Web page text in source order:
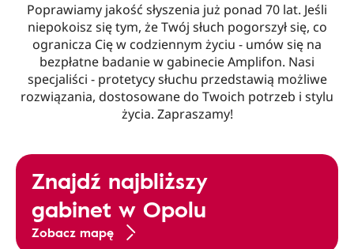
Poprawiamy jakość słyszenia już ponad 70 lat. Jeśli
niepokoisz się tym, że Twój słuch pogorszył się, co
ogranicza Cię w codziennym życiu - umów się na
bezpłatne badanie w gabinecie Amplifon. Nasi
specjaliści - protetycy słuchu przedstawią możliwe
rozwiązania, dostosowane do Twoich potrzeb i stylu
życia. Zapraszamy!
Znajdź najbliższy
gabinet w Opolu
Zobacz mapę